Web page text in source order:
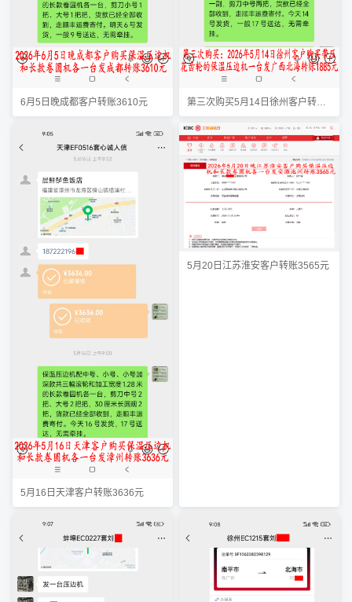
6月5日晚成都客户转账3610元
5月16日天津客户转账3636元
5月20日江苏淮安客户转账3565元